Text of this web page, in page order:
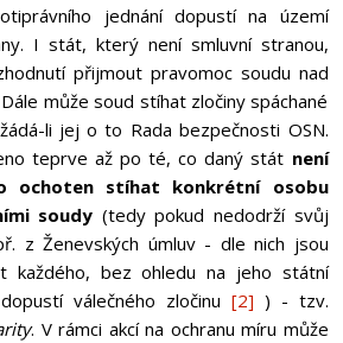
jednání dopustí na území
I stát, který není smluvní stranou,
přijmout pravomoc soudu nad
může soud stíhat zločiny spáchané
li jej o to Rada bezpečnosti OSN.
teprve až po té, co daný stát není
ochoten stíhat konkrétní osobu
soudy (tedy pokud nedodrží svůj
z Ženevských úmluv - dle nich jsou
každého, bez ohledu na jeho státní
válečného zločinu [2] ) - tzv.
. V rámci akcí na ochranu míru může